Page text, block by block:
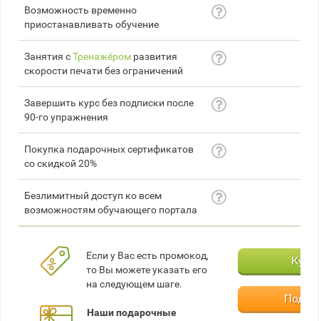
Если у Вас есть промокод,
то Вы можете указать его
на следующем шаге.
Наши подарочные
Возможность временно
приостанавливать обучение
Занятия сТренажёром развития
скорости печати без ограничений
Завершить курс без подписки после
90-го упражнения
Покупка подарочных сертификатов
со скидкой 20%
Безлимитный доступ ко всем
возможностям обучающего портала